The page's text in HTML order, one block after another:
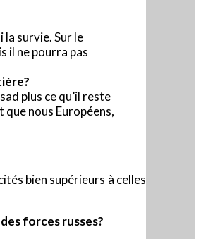
la survie. Sur le
il ne pourra pas
plus ce qu’il reste
nous Européens,
bien supérieurs à celles
forces russes?